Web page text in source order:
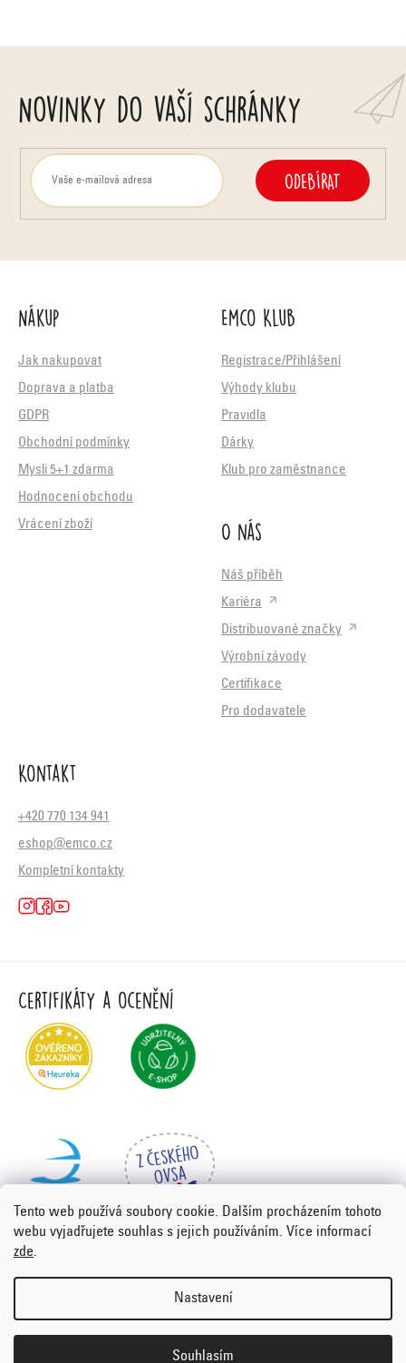
Tento web používá soubory cookie. Dalším procházením tohoto
webu vyjadřujete souhlas s jejich používáním. Více informací
zde.
Nastavení
Souhlasím
i
u
Novinky do vaší schránky
ODEBÍRAT
Nákup
Jak nakupovat
Doprava a platba
GDPR
Obchodní podmínky
Mysli 5+1 zdarma
Hodnocení obchodu
Vrácení zboží
Emco Klub
Registrace/Přihlášení
Výhody klubu
Pravidla
Dárky
Klub pro zaměstnance
O nás
Náš příběh
Kariéra
Distribuované značky
Výrobní závody
Certifikace
Pro dodavatele
Kontakt
+420 770 134 941
eshop@emco.cz
Kompletní kontakty
Certifikáty a ocenění
Vytvořil Shoptet Premium
nastavení cookies